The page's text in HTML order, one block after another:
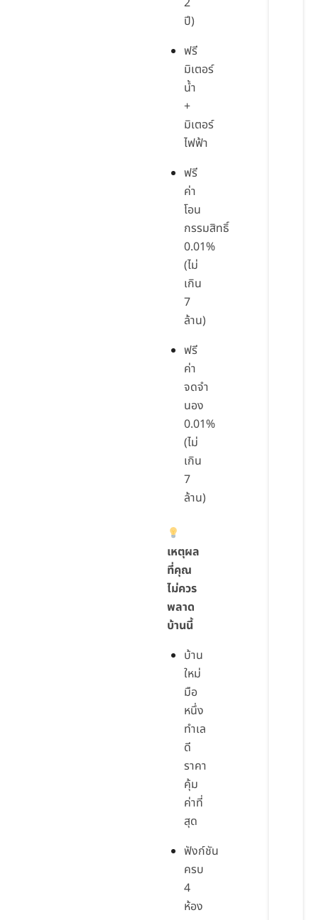
ปี)
ฟรี
มิเตอร์
น้ำ
+
มิเตอร์
ไฟฟ้า
ฟรี
ค่า
โอน
กรรมสิทธิ์
0.01%
(ไม่
เกิน
7
ล้าน)
ฟรี
ค่า
จดจำ
นอง
0.01%
(ไม่
เกิน
7
ล้าน)
เหตุผล
ที่คุณ
ไม่ควร
พลาด
บ้านนี้
บ้าน
ใหม่
มือ
หนึ่ง
ทำเล
ดี
ราคา
คุ้ม
ค่าที่
สุด
ฟังก์ชัน
ครบ
4
ห้อง